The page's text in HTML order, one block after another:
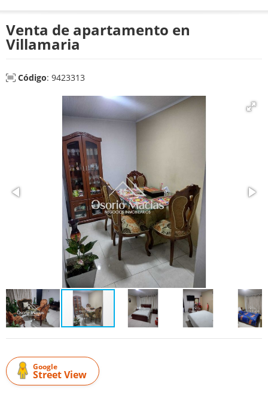
Venta de apartamento en
Villamaria
Código: 9423313
Google
Street View